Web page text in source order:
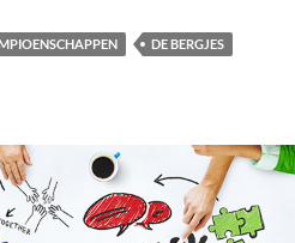
DE BERGJES